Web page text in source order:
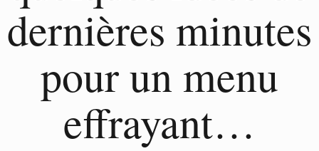
dernières minutes
pour un menu
effrayant…